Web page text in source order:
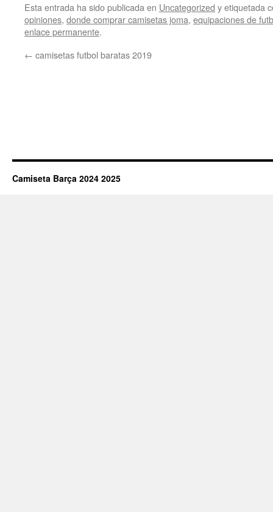
Esta entrada ha sido publicada en Uncategorized y etiquetada
opiniones, donde comprar camisetas joma, equipaciones de
enlace permanente.
← camisetas futbol baratas 2019
Camiseta Barça 2024 2025